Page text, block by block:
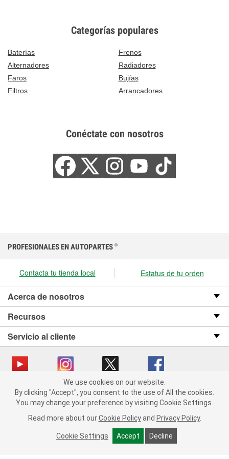
Categorías populares
Baterías
Frenos
Alternadores
Radiadores
Faros
Bujías
Filtros
Arrancadores
Conéctate con nosotros
We use cookies on our website. By clicking "Accept", you consent
to the use of All the cookies.
You may change your preference by visiting Cookie Settings.
Read more about our Cookie Policy and Privacy Policy.
Cookie Settings Accept Decline
PROFESIONALES EN AUTOPARTES ®
Contacta tu tienda local Estatus de tu orden
Acerca de nosotros
Recursos
Servicio al cliente
Copyright © 2008-2026 O’Reilly Auto Parts v OST_3.2.0.0.729 (3) cv1361
catalog_main
Política de privacidad
Ley de transparencia en las cadenas de suministro
We use cookies on our website.
By clicking "Accept", you consent to the use of All the cookies.
You may change your preference by visiting Cookie Settings.
Read more about our Cookie Policy and Privacy Policy.
Cookie Settings Accept Decline